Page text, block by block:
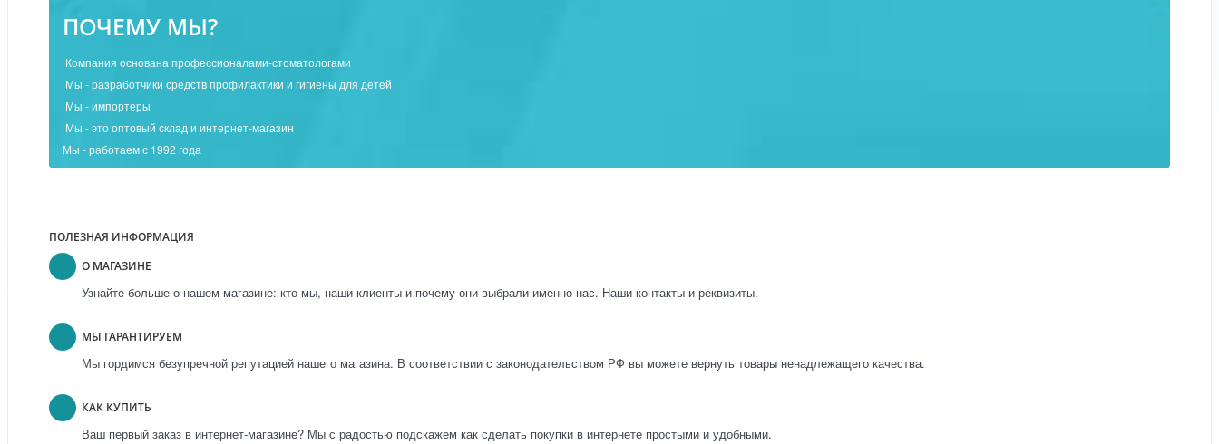
ПОЧЕМУ МЫ?
Компания основана профессионалами-стоматологами
Мы - разработчики средств профилактики и гигиены для детей
Мы - импортеры
Мы - это оптовый склад и интернет-магазин
Мы - работаем с 1992 года
ПОЛЕЗНАЯ ИНФОРМАЦИЯ
О МАГАЗИНЕ
Узнайте больше о нашем магазине: кто мы, наши клиенты и почему они выбрали именно нас. Наши контакты и реквизиты.
МЫ ГАРАНТИРУЕМ
Мы гордимся безупречной репутацией нашего магазина. В соответствии с законодательством РФ вы можете вернуть товары ненадлежащего качества.
КАК КУПИТЬ
Ваш первый заказ в интернет-магазине? Мы с радостью подскажем как сделать покупки в интернете простыми и удобными.